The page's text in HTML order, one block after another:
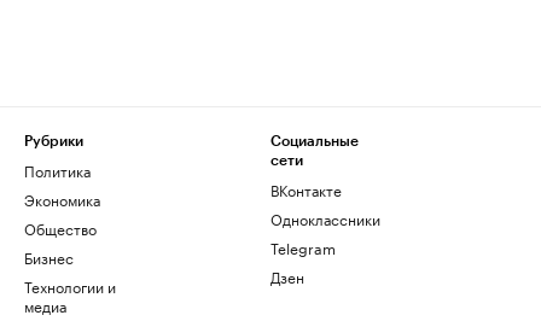
Рубрики
Политика
Экономика
Общество
Бизнес
Технологии и
медиа
Социальные
сети
ВКонтакте
Одноклассники
Telegram
Дзен